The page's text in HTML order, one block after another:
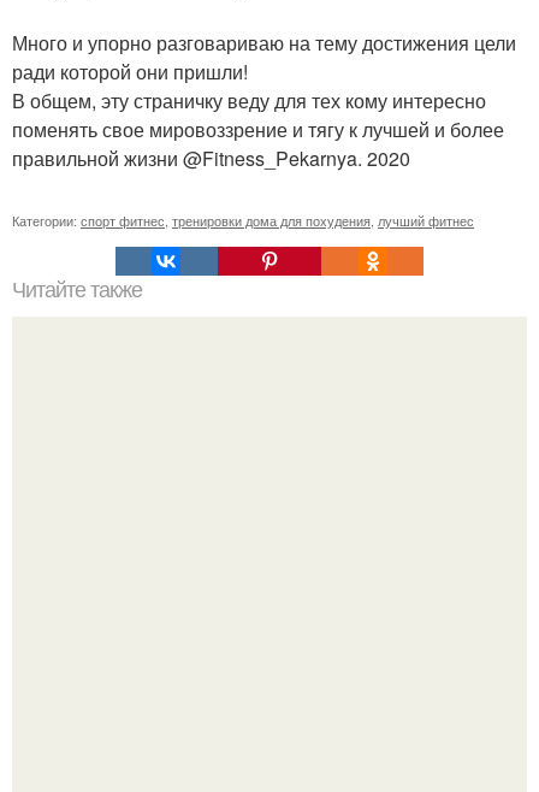
Много и упорно разговариваю на тему достижения цели
ради которой они пришли!
В общем, эту страничку веду для тех кому интересно
поменять свое мировоззрение и тягу к лучшей и более
правильной жизни @Fitness_Pekarnya. 2020
Категории: спорт фитнес тренировки дома для похудения лучший фитнес
Читайте также